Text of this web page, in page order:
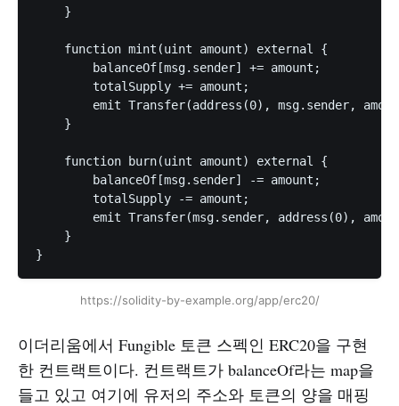
    }
    function mint(uint amount) external {
        balanceOf[msg.sender] += amount;
        totalSupply += amount;
emit Transfer(address(0), msg.sender,
    }
    function burn(uint amount) external {
        balanceOf[msg.sender] -= amount;
        totalSupply -= amount;
emit Transfer(msg.sender, address(0),
    }
https://solidity-by-example.org/app/erc20/
이더리움에서 Fungible 토큰 스펙인 ERC20을 구현
한 컨트랙트이다. 컨트랙트가 balanceOf라는 map을
들고 있고 여기에 유저의 주소와 토큰의 양을 매핑